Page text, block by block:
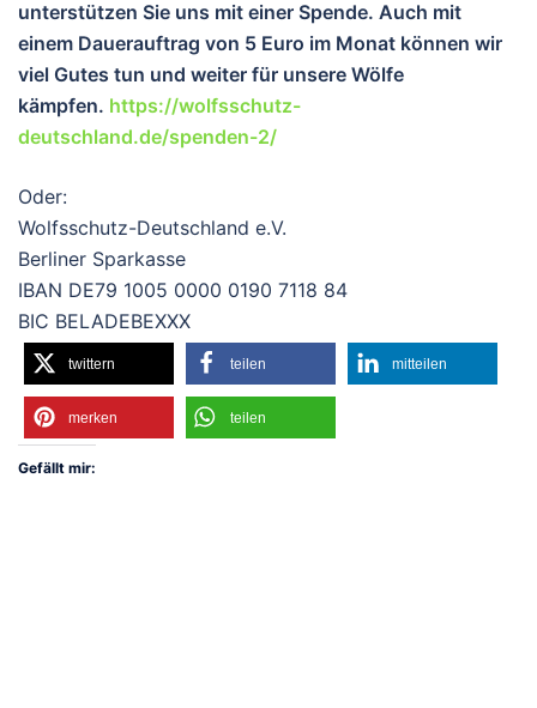
unterstützen Sie uns mit einer Spende. Auch mit
einem Dauerauftrag von 5 Euro im Monat können wir
viel Gutes tun und weiter für unsere Wölfe
kämpfen. https://wolfsschutz-
deutschland.de/spenden-2/
Oder:
Wolfsschutz-Deutschland e.V.
Berliner Sparkasse
IBAN DE79 1005 0000 0190 7118 84
BIC BELADEBEXXX
twittern teilen mitteilen
merken teilen
Gefällt mir: